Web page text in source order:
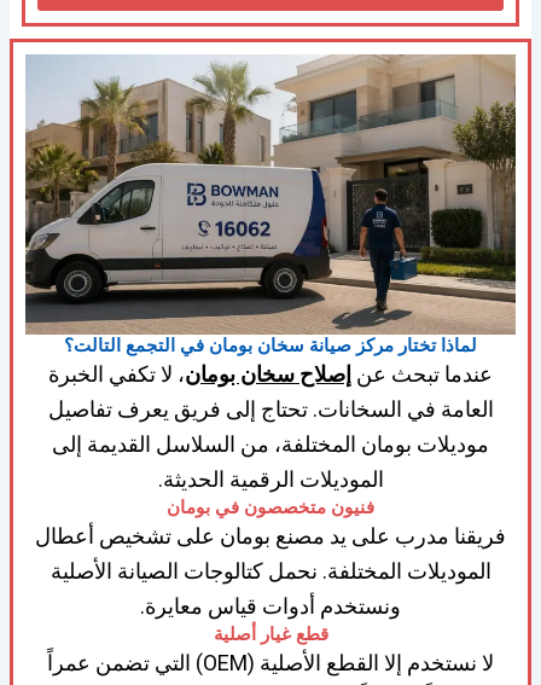
لماذا تختار مركز صيانة سخان بومان في التجمع التالت؟
عندما تبحث عن إصلاح سخان بومان، لا تكفي الخبرة
العامة في السخانات. تحتاج إلى فريق يعرف تفاصيل
موديلات بومان المختلفة، من السلاسل القديمة إلى
الموديلات الرقمية الحديثة.
فنيون متخصصون في بومان
فريقنا مدرب على يد مصنع بومان على تشخيص أعطال
الموديلات المختلفة. نحمل كتالوجات الصيانة الأصلية
ونستخدم أدوات قياس معايرة.
قطع غيار أصلية
لا نستخدم إلا القطع الأصلية (OEM) التي تضمن عمراً